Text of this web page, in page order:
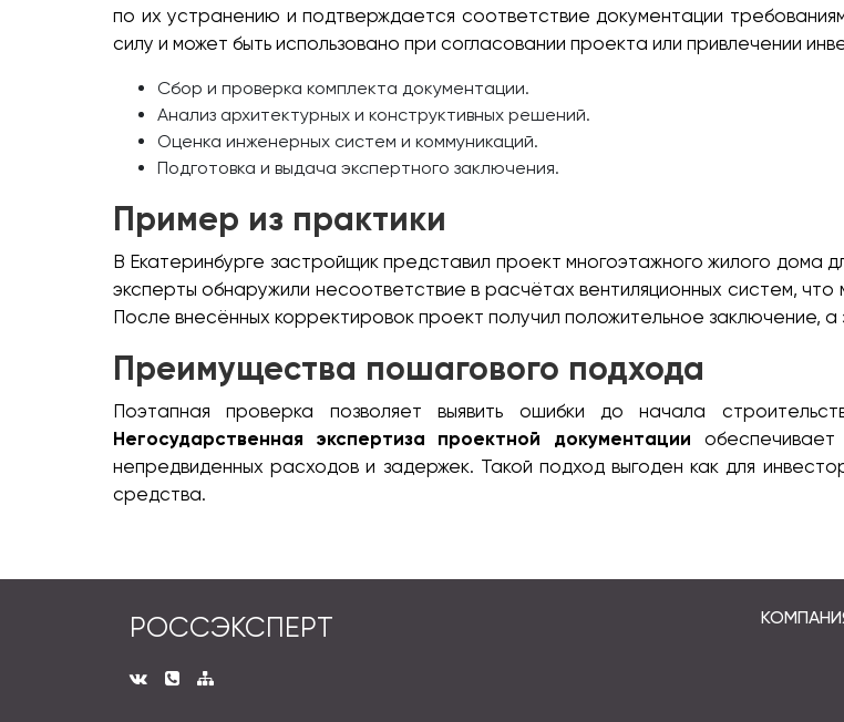
по их устранению и подтверждается соответствие документации
силу и может быть использовано при согласовании проекта или привлечении
Сбор и проверка комплекта документации.
Анализ архитектурных и конструктивных решений.
Оценка инженерных систем и коммуникаций.
Подготовка и выдача экспертного заключения.
Пример из практики
В Екатеринбурге застройщик представил проект многоэтажного жилого дома
эксперты обнаружили несоответствие в расчётах вентиляционных систем,
После внесённых корректировок проект получил положительное заключение,
Преимущества пошагового подхода
Поэтапная проверка позволяет выявить ошибки до начала
Негосударственная экспертиза проектной документации обеспечивает
непредвиденных расходов и задержек. Такой подход выгоден как для
средства.
РОССЭКСПЕРТ